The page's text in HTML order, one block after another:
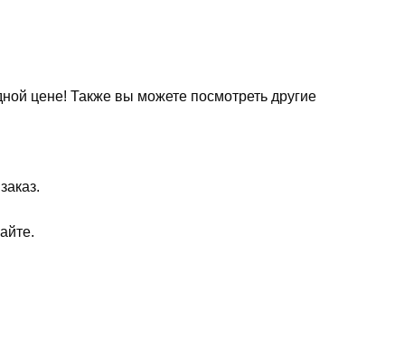
цене! Также вы можете посмотреть другие